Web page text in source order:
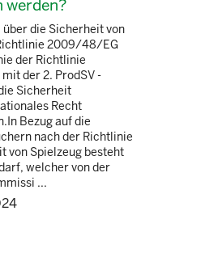
werden?
über die Sicherheit von
2009/48/EG
der Richtlinie
der 2. ProdSV -
Sicherheit
Recht
Bezug auf die
nach der Richtlinie
von Spielzeug besteht
welcher von der
...